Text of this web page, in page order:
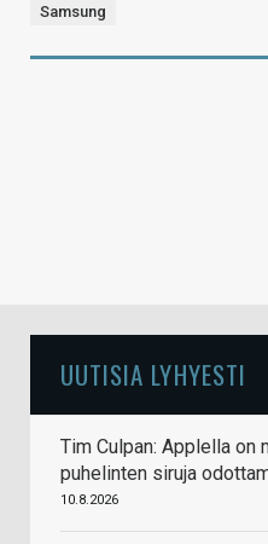
Samsung
UUTISIA LYHYESTI
Tim Culpan: Applella on
puhelinten siruja
10.8.2026